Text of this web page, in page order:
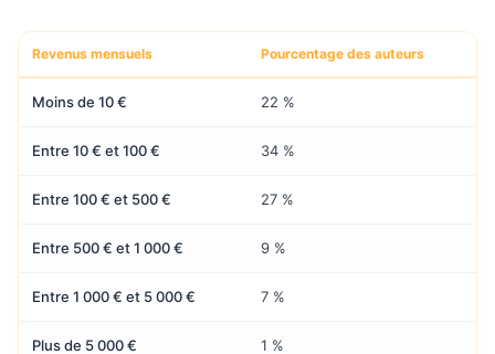
Revenus mensuels Pourcentage des auteurs
Moins de 10 € 22 %
Entre 10 € et 100 € 34 %
Entre 100 € et 500 € 27 %
Entre 500 € et 1 000 € 9 %
Entre 1 000 € et 5 000 € 7 %
Plus de 5 000 € 1 %